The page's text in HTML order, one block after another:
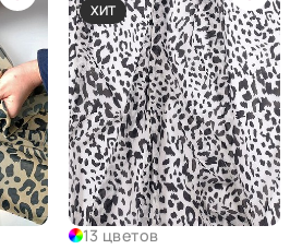
ХИТ
13 цветов